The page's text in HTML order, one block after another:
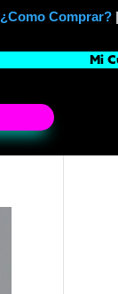
¿Como Comprar?
Mi